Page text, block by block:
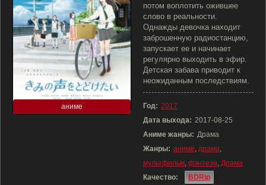
аниме
потом воплотить ожившее
слово в реальности.
Однажды девочка находит
заброшенную радиостанцию,
запускает ее и начинает
регулярно выходить в эфир.
Детская забава приводит к
неожиданным последствиям.
Год: 2017
Дата выхода: 2017-08-25
Аниме жанры: Драма
Жанры: аниме, драма,
мультфильм, фэнтези, Драма
Качество:
BDRip